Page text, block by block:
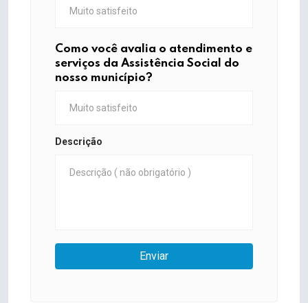
Como você avalia o atendimento e
serviços da Assistência Social do
nosso município?
Descrição
Enviar